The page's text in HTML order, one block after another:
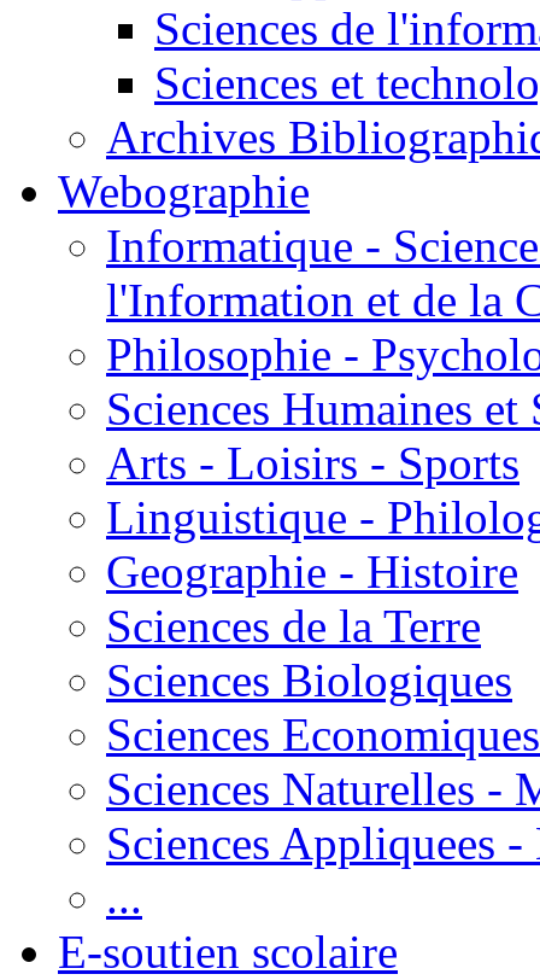
Sciences de
Sciences et
Archives
Webographie
Informatique -
l'Information et de la
Philosophie -
Sciences Humaines et
Arts - Loisirs - Sports
Linguistique -
Geographie - Histoire
Sciences de la Terre
Sciences Biologiques
Sciences Economiques
Sciences Naturelles -
Sciences Appliquees
...
E-soutien scolaire